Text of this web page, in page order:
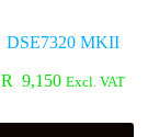
DSE7320 MKII
R 9,150 Excl. VAT